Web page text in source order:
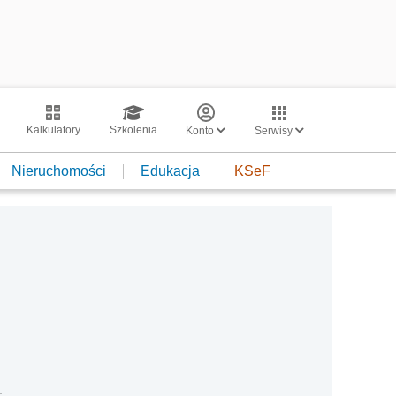
Kalkulatory Szkolenia Konto Serwisy
Nieruchomości Edukacja KSeF